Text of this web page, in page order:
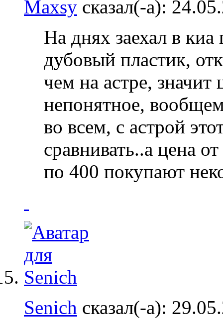
Maxsy сказал(-а):
На днях заехал в
дубовый пластик,
чем на астре,
непонятное,
во всем, с астрой
сравнивать..а цена
по 400 покупают
Senich сказал(-а):